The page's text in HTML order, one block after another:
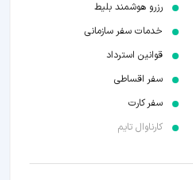
رزرو هوشمند بلیط
خدمات سفر سازمانی
قوانین استرداد
سفر اقساطی
سفر کارت
کارناوال تایم